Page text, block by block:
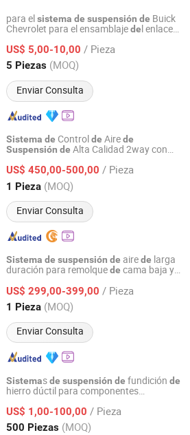
para elsistema de suspensión de Buick
Chevrolet para el ensamblajedel enlace
deautomóvildealuminio brazo
wishbone
US$ 5,00-10,00 / Pieza
5 Piezas (MOQ)
Enviar Consulta
Co.,Ltd.
Desde 2025
Sistema de Controlde Airede
Suspensión de Alta Calidad 2way con
Aire para Pickup
US$ 450,00-500,00 / Pieza
1 Pieza (MOQ)
Enviar Consulta
Technology Co., Ltd.
Desde 2024
Sistema de suspensión de airede larga
duración para remolquede cama baja y
US$ 299,00-399,00 / Pieza
1 Pieza (MOQ)
Enviar Consulta
Machinery Co. Ltd
Desde 2023
Sistemasde suspensión de fundición de
hierro dúctil para componentes
US$ 1,00-100,00 / Pieza
500 Piezas (MOQ)
Manufacturing Co., Ltd
Desde 2026